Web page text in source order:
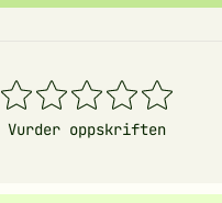
1
stjerner
2
stjerner
3
stjerner
4
stjerner
5
stjerner
Vurder oppskriften